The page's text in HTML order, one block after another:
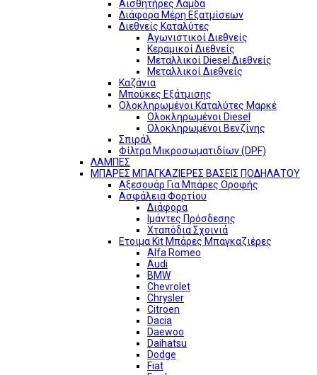
Αισθητήρες Λάμδα
Διάφορα Μέρη Εξατμίσεων
Διεθνείς Καταλύτες
Αγωνιστικοί Διεθνείς
Κεραμικοί Διεθνείς
Μεταλλικοί Diesel Διεθνείς
Μεταλλικοί Διεθνείς
Καζάνια
Μπούκες Εξάτμισης
Ολοκληρωμένοι Καταλύτες Μαρκέ
Ολοκληρωμένοι Diesel
Ολοκληρωμένοι Βενζίνης
Σπιράλ
Φίλτρα Μικροσωματιδίων (DPF)
ΛΑΜΠΕΣ
ΜΠΑΡΕΣ ΜΠΑΓΚΑΖΙΕΡΕΣ ΒΑΣΕΙΣ ΠΟΔΗΛΑΤΟΥ
Αξεσουάρ Για Μπάρες Οροφής
Ασφάλεια Φορτίου
Διάφορα
Ιμάντες Πρόσδεσης
Χταπόδια Σχοινιά
Ετοιμα Kit Μπάρες Μπαγκαζιέρες
Alfa Romeo
Audi
BMW
Chevrolet
Chrysler
Citroen
Dacia
Daewoo
Daihatsu
Dodge
Fiat